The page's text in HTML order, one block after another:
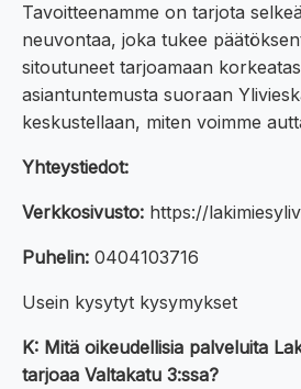
Tavoitteenamme on tarjota
neuvontaa, joka tukee
sitoutuneet tarjoamaan
asiantuntemusta suoraan
keskustellaan, miten voimme
Yhteystiedot:
Verkkosivusto: https://
Puhelin: 0404103716
Usein kysytyt kysymykset
K: Mitä oikeudellisia palveluita
tarjoaa Valtakatu 3:ssa?